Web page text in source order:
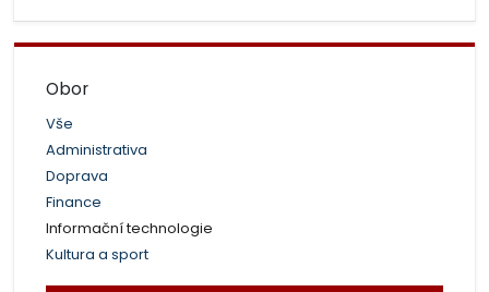
Obor
Vše
Administrativa
Doprava
Finance
Informační technologie
Kultura a sport